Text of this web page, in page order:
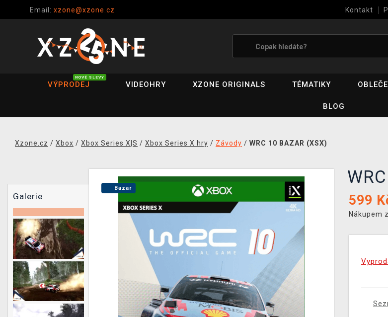
Email: xzone@xzone.cz Kontakt
VÝPRODEJ
NOVÉ SLEVY
VIDEOHRY XZONE ORIGINALS TÉMATIKY
BLOG
Xzone.cz / Xbox / Xbox Series X|S / Xbox Series X hry / Závody / WRC 10 BAZAR (XSX)
Galerie
Bazar
599
Nákupem